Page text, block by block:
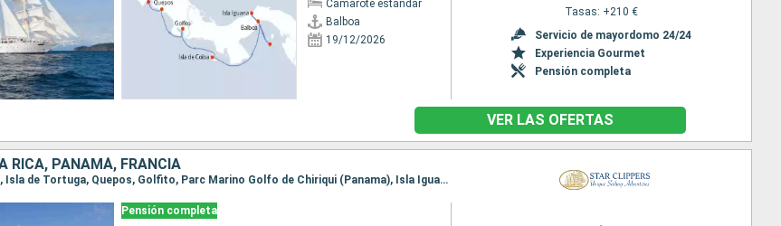
Camarote estándar
Balboa
19/12/2026
Tasas: +210 €
Servicio de mayordomo 24/24
Experiencia Gourmet
Pensión completa
VER LAS OFERTAS
RICA, PANAMÁ, FRANCIA
Itinerario : Puerta caldera, Isla de Tortuga, Quepos, Golfito, Parc Marino Golfo de Chiriqui (Panama), Isla Iguana, Archipel des Perles, Balboa
Pensión completa